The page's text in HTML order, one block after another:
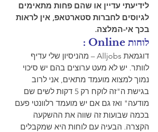
לידיעתי עדיין או שהם פחות מתאימים
לגיוסים לחברות סטארטאפ, אין לראות
בכך אי-המלצה.
לוחות Online :
דוגמאת Alljobs – מהניסיון שלי עדיף
לוותר. יש לא מעט ערוצים בהם יש סיכוי
נמוך למצוא מועמד מתאים, אני לרוב
בגישת ה"זה לוקח רק 5 דקות לשים שם
מודעה" ואז גם אם יש מועמד רלוונטי פעם
בכמה שבועות זה שווה את ההשקעה
הקצרה. הבעיה עם לוחות היא שמקבלים